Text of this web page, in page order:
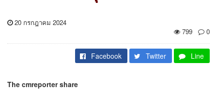
20 กรกฎาคม 2024
799
0
Facebook Twitter Line
The cmreporter share